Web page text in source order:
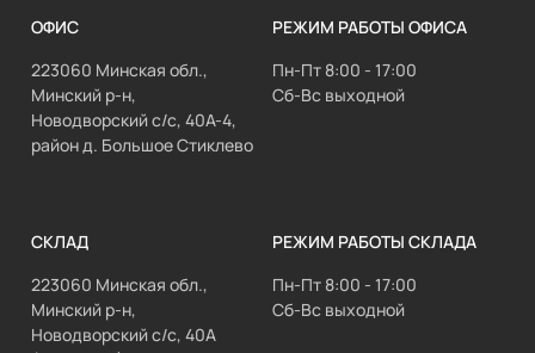
ОФИС
223060 Минская обл.,
Минский р-н,
Новодворский с/с, 40А-4,
район д. Большое Стиклево
РЕЖИМ РАБОТЫ ОФИСА
Пн-Пт 8:00 - 17:00
Сб-Вс выходной
СКЛАД
223060 Минская обл.,
Минский р-н,
Новодворский с/с, 40А
РЕЖИМ РАБОТЫ СКЛАДА
Пн-Пт 8:00 - 17:00
Сб-Вс выходной